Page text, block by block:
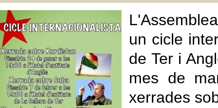
un cicle
de Ter i
mes de
xerrades